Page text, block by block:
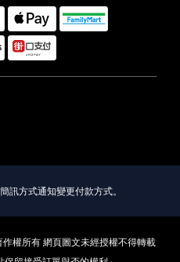
訊方式通知變更付款方式。
權所有 網頁圖文未經授權不得轉載